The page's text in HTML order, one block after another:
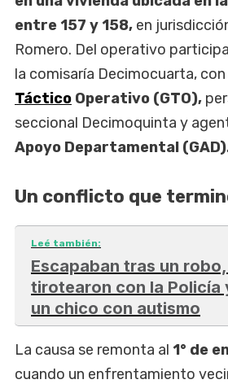
entre 157 y 158, en
Romero. Del operativo
la comisaría Decimocuarta,
Táctico Operativo (GTO),
seccional Decimoquinta y
Apoyo Departamental
Un conflicto que
Leé también:
Escapaban tras un
tirotearon con la Policía
un chico con autismo
La causa se remonta al 1° de
cuando un enfrentamiento